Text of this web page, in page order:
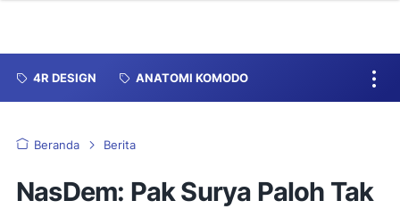
4R DESIGN ANATOMI KOMODO
Beranda Berita
NasDem: Pak Surya Paloh Tak